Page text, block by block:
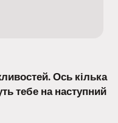
Ось кілька
тебе на наступний